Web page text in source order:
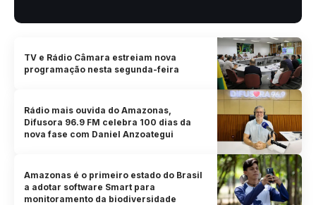
TV e Rádio Câmara estreiam nova
programação nesta segunda-feira
Rádio mais ouvida do Amazonas,
Difusora 96.9 FM celebra 100 dias da
nova fase com Daniel Anzoategui
Amazonas é o primeiro estado do Brasil
a adotar software Smart para
monitoramento da biodiversidade